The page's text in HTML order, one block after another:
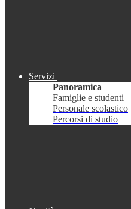
Servizi
Panoramica
Famiglie e studenti
Personale scolastico
Percorsi di studio